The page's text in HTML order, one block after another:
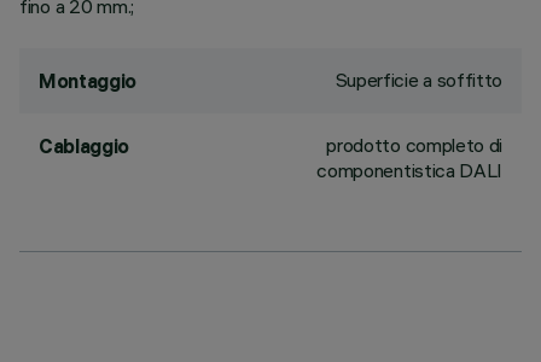
fino a 20 mm.;
Montaggio Superficie a soffitto
Cablaggio
prodotto completo di
componentistica DALI